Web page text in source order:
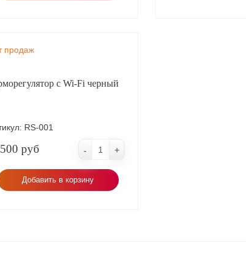
продаж
с Wi-Fi черный
RS-001
руб - +
Добавить в корзину